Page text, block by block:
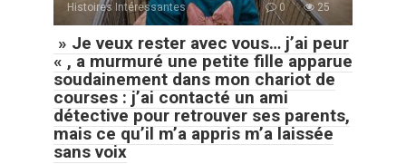
Histoires Intéressantes 0 25
» Je veux rester avec vous… j’ai peur
« , a murmuré une petite fille apparue
soudainement dans mon chariot de
courses : j’ai contacté un ami
détective pour retrouver ses parents,
mais ce qu’il m’a appris m’a laissée
sans voix